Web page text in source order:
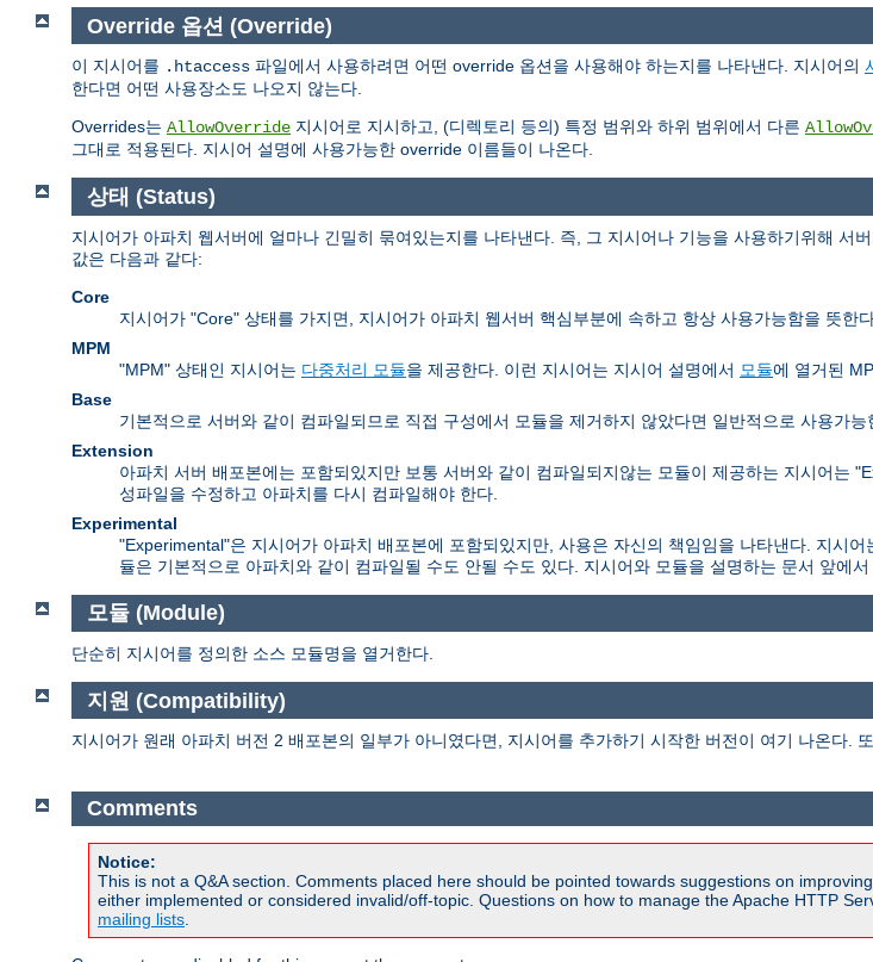
Override 옵션 (Override)
이 지시어를 .htaccess 파일에서 사용하려면 어떤 override 옵션을 사용해야 하는지를 나타낸다. 지시어의
한다면 어떤 사용장소도 나오지 않는다.
Overrides는 AllowOverride 지시어로 지시하고, (디렉토리 등의) 특정 범위와 하위 범위에서 다른
그대로 적용된다. 지시어 설명에 사용가능한 override 이름들이 나온다.
상태 (Status)
지시어가 아파치 웹서버에 얼마나 긴밀히 묶여있는지를 나타낸다. 즉, 그 지시어나 기능을 사용하기위해 서
값은 다음과 같다:
Core
지시어가 "Core" 상태를 가지면, 지시어가 아파치 웹서버 핵심부분에 속하고 항상 사용가능함을 뜻한
MPM
"MPM" 상태인 지시어는 다중처리 모듈을 제공한다. 이런 지시어는 지시어 설명에서 모듈에 열거된
Base
기본적으로 서버와 같이 컴파일되므로 직접 구성에서 모듈을 제거하지 않았다면 일반적으로 사용가
Extension
아파치 서버 배포본에는 포함되있지만 보통 서버와 같이 컴파일되지않는 모듈이 제공하는 지시어는
성파일을 수정하고 아파치를 다시 컴파일해야 한다.
Experimental
"Experimental"은 지시어가 아파치 배포본에 포함되있지만, 사용은 자신의 책임임을 나타낸다. 지시
듈은 기본적으로 아파치와 같이 컴파일될 수도 안될 수도 있다. 지시어와 모듈을 설명하는 문서 앞에
모듈 (Module)
단순히 지시어를 정의한 소스 모듈명을 열거한다.
지원 (Compatibility)
지시어가 원래 아파치 버전 2 배포본의 일부가 아니였다면, 지시어를 추가하기 시작한 버전이 여기 나온다.
Comments
Notice:
This is not a Q&A section. Comments placed here should be pointed towards suggestions on
either implemented or considered invalid/off-topic. Questions on how to manage the Apache HTTP
mailing lists